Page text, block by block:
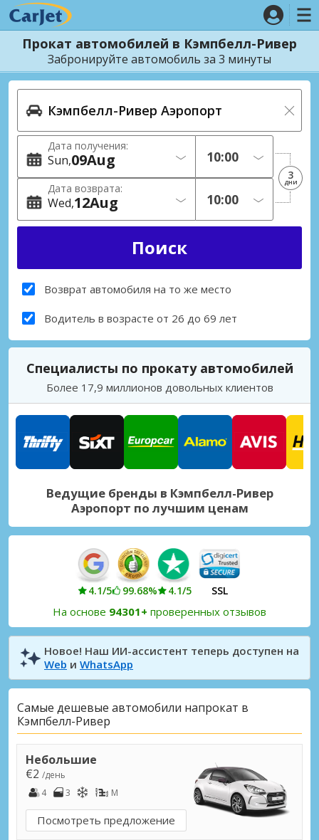
Прокат автомобилей в Кэмпбелл-Ривер
Забронируйте автомобиль за 3 минуты
Дата получения:
Sun 09Aug
Дата возврата:
Wed 12Aug
3
дни
Возврат автомобиля на то же место
Водитель в возрасте от 26 до 69 лет
Специалисты по прокату автомобилей
Более 17,9 миллионов довольных клиентов
Ведущие бренды в Кэмпбелл-Ривер
Аэропорт по лучшим ценам
4.1/5 99.68% 4.1/5 SSL
На основе 94301+ проверенных отзывов
Новое! Наш ИИ-ассистент теперь доступен на
Web и WhatsApp
Самые дешевые автомобили напрокат в
Кэмпбелл-Ривер
Небольшие
€2 /день
4
3 M
Посмотреть предложение